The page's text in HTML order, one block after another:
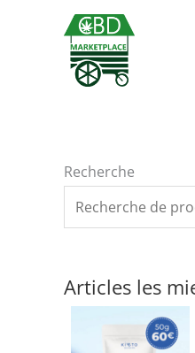
Recherche
Articles les